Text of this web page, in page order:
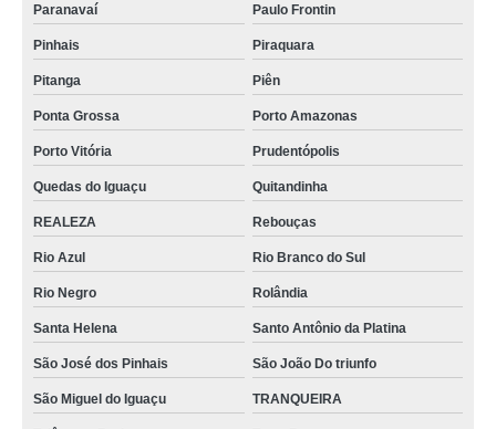
Paranavaí Paulo Frontin
Pinhais Piraquara
Pitanga Piên
Ponta Grossa Porto Amazonas
Porto Vitória Prudentópolis
Quedas do Iguaçu Quitandinha
REALEZA Rebouças
Rio Azul Rio Branco do Sul
Rio Negro Rolândia
Santa Helena Santo Antônio da Platina
São José dos Pinhais São João Do triunfo
São Miguel do Iguaçu TRANQUEIRA